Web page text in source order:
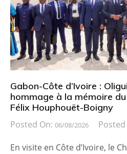
Gabon-Côte d’Ivoire :
hommage à la mémoire
Félix Houphouët-Boigny
Posted On: 06/08/2026 Posted
En visite en Côte d’Ivoire, le